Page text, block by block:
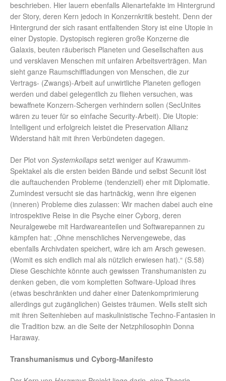
beschrieben. Hier lauern ebenfalls Alienartefakte im Hintergrund
der Story, deren Kern jedoch in Konzernkritik besteht. Denn der
Hintergrund der sich rasant entfaltenden Story ist eine Utopie in
einer Dystopie. Dystopisch regieren große Konzerne die
Galaxis, beuten räuberisch Planeten und Gesellschaften aus
und versklaven Menschen mit unfairen Arbeitsverträgen. Man
sieht ganze Raumschiffladungen von Menschen, die zur
Vertrags- (Zwangs)-Arbeit auf unwirtliche Planeten geflogen
werden und dabei gelegentlich zu fliehen versuchen, was
bewaffnete Konzern-Schergen verhindern sollen (SecUnites
wären zu teuer für so einfache Security-Arbeit). Die Utopie:
Intelligent und erfolgreich leistet die Preservation Allianz
Widerstand hält mit ihren Verbündeten dagegen.
Der Plot von Systemkollaps setzt weniger auf Krawumm-
Spektakel als die ersten beiden Bände und selbst Secunit löst
die auftauchenden Probleme (tendenziell) eher mit Diplomatie.
Zumindest versucht sie das hartnäckig, wenn ihre eigenen
(inneren) Probleme dies zulassen: Wir machen dabei auch eine
introspektive Reise in die Psyche einer Cyborg, deren
Neuralgewebe mit Hardwareanteilen und Softwarepannen zu
kämpfen hat: „Ohne menschliches Nervengewebe, das
ebenfalls Archivdaten speichert, wäre ich am Arsch gewesen.
(Womit es sich endlich mal als nützlich erwiesen hat).“ (S.58)
Diese Geschichte könnte auch gewissen Transhumanisten zu
denken geben, die vom kompletten Software-Upload ihres
(etwas beschränkten und daher einer Datenkomprimierung
allerdings gut zugänglichen) Geistes träumen. Wells stellt sich
mit ihren Seitenhieben auf maskulinistische Techno-Fantasien in
die Tradition bzw. an die Seite der Netzphilosophin Donna
Haraway.
Transhumanismus und Cyborg-Manifesto